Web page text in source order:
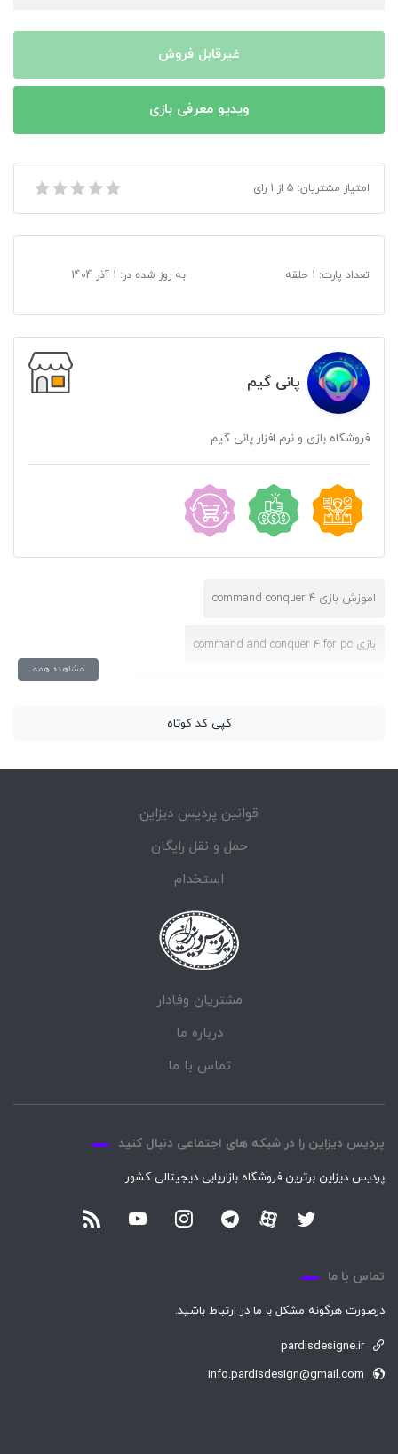
غیرقابل فروش
ویدیو معرفی بازی
بازی Command and ConQuer 4 مخصوص PC
امتیاز مشتریان: 5 از 1 رای
تعداد پارت: 1 حلقه به روز شده در: 1 آذر 1404
پانی گیم
فروشگاه بازی و نرم افزار پانی گیم
اموزش بازی command conquer 4
بازی command and conquer 4 for pc
مشاهده همه
کپی کد کوتاه
قوانین پردیس دیزاین
حمل و نقل رایگان
استخدام
مشتریان وفادار
درباره ما
تماس با ما
پردیس دیزاین را در شبکه های اجتماعی دنبال کنید
پردیس دیزاین برترین فروشگاه بازاریابی دیجیتالی کشور
تماس با ما
درصورت هرگونه مشکل با ما در ارتباط باشید.
pardisdesigne.ir
info.pardisdesign@gmail.com